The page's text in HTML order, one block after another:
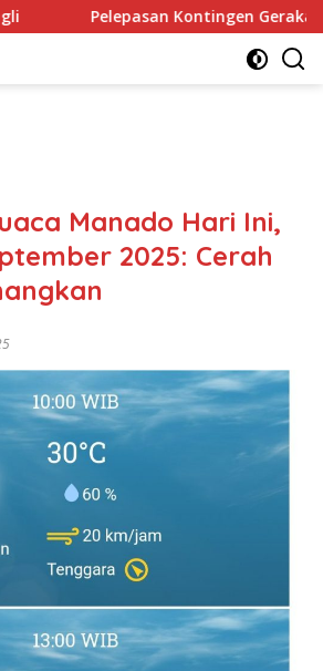
Gerakan Pramuka Kota Kediri
Manado Hari Ini,
2025: Cerah